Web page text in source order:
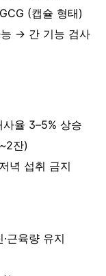
(캡슐 형태)
→ 간 기능 검사
사율 3–5% 상승
잔)
녁 섭취 금지
근육량 유지